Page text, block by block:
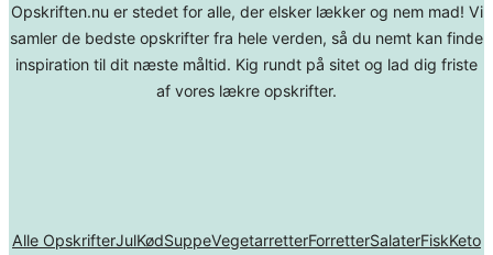
Opskriften.nu er stedet for alle, der elsker lækker og nem mad! Vi
samler de bedste opskrifter fra hele verden, så du nemt kan finde
inspiration til dit næste måltid. Kig rundt på sitet og lad dig friste
af vores lækre opskrifter.
Alle OpskrifterJulKødSuppeVegetarretterForretterSalaterFiskKeto